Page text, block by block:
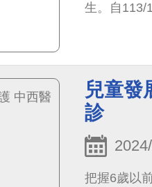
生。自113/
兒童發
診
把握6歲以